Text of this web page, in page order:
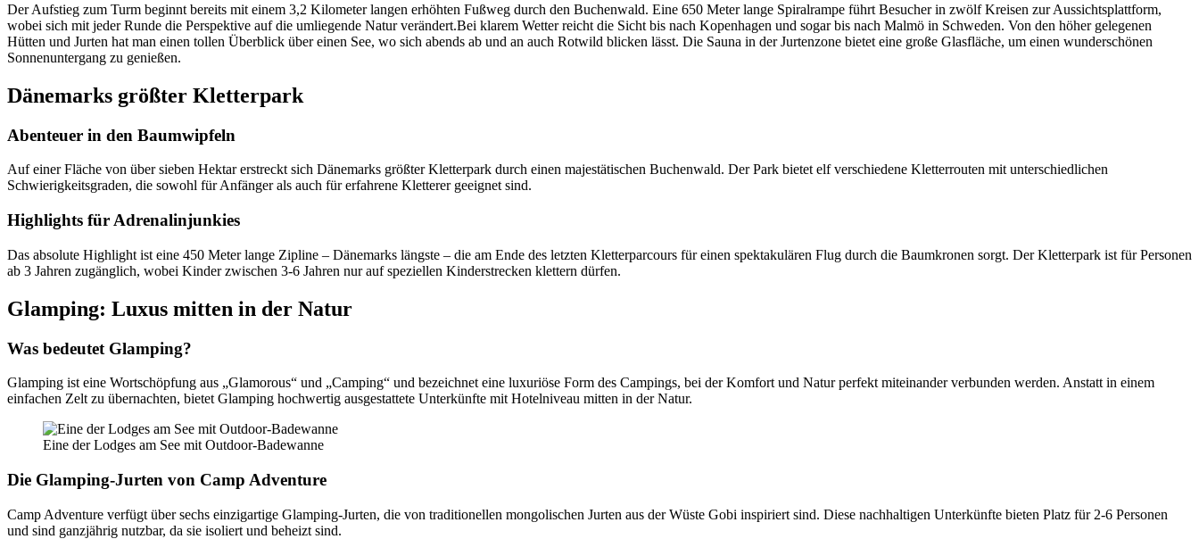
Der Aufstieg zum Turm beginnt bereits mit einem 3,2 Kilometer langen erhöhten Fußweg durch den Buchenwald. Eine 650 Meter lange Spiralrampe führt Besucher in zwölf Kreisen zur Aussichtsplattform,
wobei sich mit jeder Runde die Perspektive auf die umliegende Natur verändert.Bei klarem Wetter reicht die Sicht bis nach Kopenhagen und sogar bis nach Malmö in Schweden. Von den höher gelegenen
Hütten und Jurten hat man einen tollen Überblick über einen See, wo sich abends ab und an auch Rotwild blicken lässt. Die Sauna in der Jurtenzone bietet eine große Glasfläche, um einen wunderschönen
Sonnenuntergang zu genießen.
Dänemarks größter Kletterpark
Abenteuer in den Baumwipfeln
Auf einer Fläche von über sieben Hektar erstreckt sich Dänemarks größter Kletterpark durch einen majestätischen Buchenwald. Der Park bietet elf verschiedene Kletterrouten mit unterschiedlichen
Schwierigkeitsgraden, die sowohl für Anfänger als auch für erfahrene Kletterer geeignet sind.
Highlights für Adrenalinjunkies
Das absolute Highlight ist eine 450 Meter lange Zipline – Dänemarks längste – die am Ende des letzten Kletterparcours für einen spektakulären Flug durch die Baumkronen sorgt. Der Kletterpark ist für Personen
ab 3 Jahren zugänglich, wobei Kinder zwischen 3-6 Jahren nur auf speziellen Kinderstrecken klettern dürfen.
Glamping: Luxus mitten in der Natur
Was bedeutet Glamping?
Glamping ist eine Wortschöpfung aus „Glamorous“ und „Camping“ und bezeichnet eine luxuriöse Form des Campings, bei der Komfort und Natur perfekt miteinander verbunden werden. Anstatt in einem
einfachen Zelt zu übernachten, bietet Glamping hochwertig ausgestattete Unterkünfte mit Hotelniveau mitten in der Natur.
Eine der Lodges am See mit Outdoor-Badewanne
Die Glamping-Jurten von Camp Adventure
Camp Adventure verfügt über sechs einzigartige Glamping-Jurten, die von traditionellen mongolischen Jurten aus der Wüste Gobi inspiriert sind. Diese nachhaltigen Unterkünfte bieten Platz für 2-6 Personen
und sind ganzjährig nutzbar, da sie isoliert und beheizt sind.